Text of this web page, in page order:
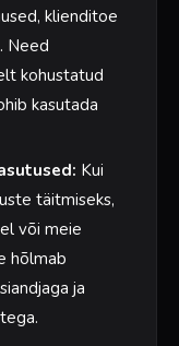
klienditoe
Need
kohustatud
kasutada
Kui
täitmiseks,
või meie
hõlmab
ja